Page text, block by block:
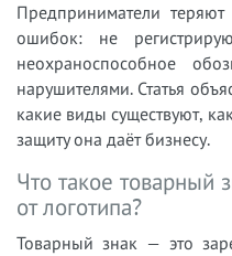
Предприниматели
ошибок: не
неохраноспособное
нарушителями. Статья
какие виды существуют,
защиту она даёт бизнесу.
Что такое товарный
от логотипа?
Товарный знак — это